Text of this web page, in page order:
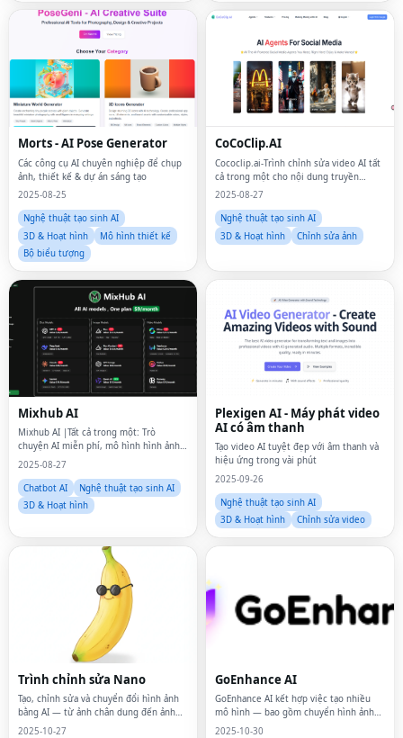
Morts - AI Pose Generator
Các công cụ AI chuyên nghiệp để chụp
ảnh, thiết kế & dự án sáng tạo
2025-08-25
Nghệ thuật tạo sinh AI
3D & Hoạt hình
Mô hình thiết kế
Bộ biểu tượng
CoCoClip.AI
Cococlip.ai-Trình chỉnh sửa video AI tất
cả trong một cho nội dung truyền
thông xã hội virus dễ dàng
2025-08-27
Nghệ thuật tạo sinh AI
3D & Hoạt hình
Chỉnh sửa ảnh
Mixhub AI
Mixhub AI |Tất cả trong một: Trò
chuyện AI miễn phí, mô hình hình ảnh
& video
2025-08-27
Chatbot AI
Nghệ thuật tạo sinh AI
3D & Hoạt hình
Plexigen AI - Máy phát video
AI có âm thanh
Tạo video AI tuyệt đẹp với âm thanh và
hiệu ứng trong vài phút
2025-09-26
Nghệ thuật tạo sinh AI
3D & Hoạt hình
Chỉnh sửa video
Trình chỉnh sửa Nano
Tạo, chỉnh sửa và chuyển đổi hình ảnh
bằng AI — từ ảnh chân dung đến ảnh
sản phẩm.NanoEditor mang đến cho
2025-10-27
GoEnhance AI
GoEnhance AI kết hợp việc tạo nhiều
mô hình — bao gồm chuyển hình ảnh
sang video, chuyển văn bản sang video
2025-10-30